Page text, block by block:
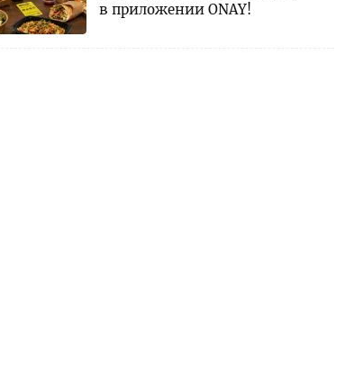
в приложении ONAY!